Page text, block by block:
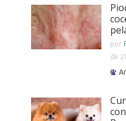
por
de